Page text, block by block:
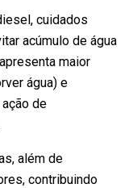
cuidados
acúmulo de água
maior
água) e
de
além de
contribuindo